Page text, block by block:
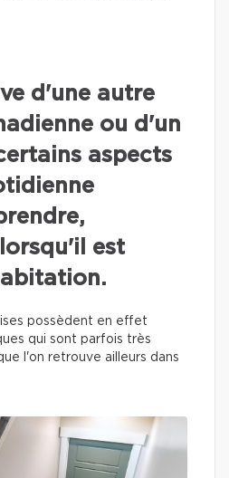
d'une autre
ou d'un
aspects
est
possèdent en effet
qui sont parfois très
l'on retrouve ailleurs dans